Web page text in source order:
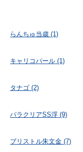
らんちゅ当歳 (1)
キャリコパール (1)
タナゴ (2)
パラクリアSS浮 (9)
ブリストル朱文金 (7)